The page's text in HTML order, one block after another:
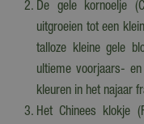
De gele kornoelje
uitgroeien tot een
talloze kleine gele
ultieme voorjaars-
kleuren in het najaar
Het Chinees klokje